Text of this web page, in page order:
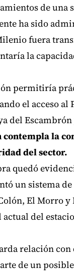
de una
ha sido
fuera
la
permitiría
el acceso al
del
la
del sector.
quedó
un sistema
El Morro
del
relación
de un